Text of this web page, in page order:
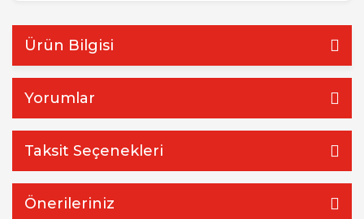
Ürün Bilgisi
Yorumlar
Taksit Seçenekleri
Önerileriniz